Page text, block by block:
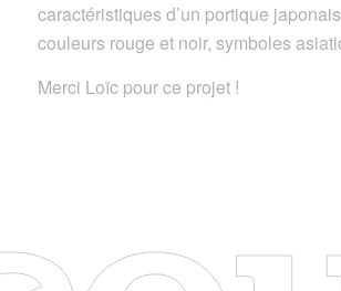
caractéristiques d’un portique
couleurs rouge et noir, symboles
Merci Loïc pour ce projet !